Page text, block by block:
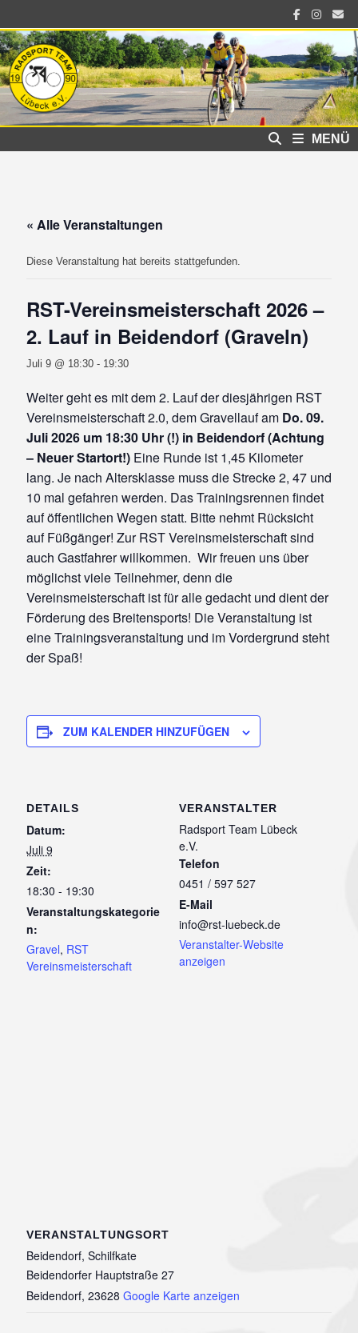
springen
MENÜ
« Alle Veranstaltungen
Diese Veranstaltung hat bereits stattgefunden.
RST-Vereinsmeisterschaft 2026 –
2. Lauf in Beidendorf (Graveln)
Juli 9 @ 18:30- 19:30
Weiter geht es mit dem 2. Lauf der diesjährigen RST
Vereinsmeisterschaft 2.0, dem Gravellauf am Do. 09.
Juli 2026 um 18:30 Uhr (!) in Beidendorf(Achtung
– Neuer Startort!)Eine Runde ist 1,45 Kilometer
lang. Je nach Altersklasse muss die Strecke 2, 47 und
10 mal gefahren werden. Das Trainingsrennen findet
auf öffentlichen Wegen statt. Bitte nehmt Rücksicht
auf Füßgänger! Zur RST Vereinsmeisterschaft sind
auch Gastfahrer willkommen. Wir freuen uns über
möglichst viele Teilnehmer, denn die
Vereinsmeisterschaft ist für alle gedacht und dient der
Förderung des Breitensports! Die Veranstaltung ist
eine Trainingsveranstaltung und im Vordergrund steht
der Spaß!
ZUM KALENDER HINZUFÜGEN
DETAILS
Datum:
Juli 9
Zeit:
18:30 - 19:30
Veranstaltungskategorie
n:
Gravel, RST
Vereinsmeisterschaft
VERANSTALTER
Radsport Team Lübeck
e.V.
Telefon
0451 / 597 527
E-Mail
info@rst-luebeck.de
Veranstalter-Website
anzeigen
VERANSTALTUNGSORT
Beidendorf, Schilfkate
Beidendorfer Hauptstraße 27
Beidendorf, 23628 Google Karte anzeigen